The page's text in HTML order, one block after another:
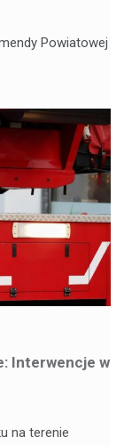
Powiatowej
Interwencje w
na terenie